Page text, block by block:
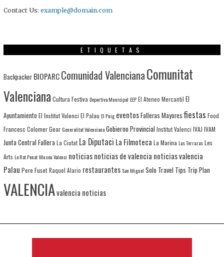
Contact Us: example@domain.com
ETIQUETAS
Backpacker BIOPARCComunidad ValencianaComunitat
Valenciana Cultura Festiva Deportiva Municipal EEP El Ateneo Mercantil El
Ayuntamiento El Institut Valenci El Palau El Puig eventosFalleras Mayoresfiestas Food
Francesc ColomerGear Generalitat Valenciana Gobierno Provincial Institut Valenci IVAJ IVAM
Junta Central Fallera La Ciutat La Diputaci La Filmoteca La Marina Las Terrazas Les
Arts Lo Rat Penat Museu Valenci noticiasnoticias de valencia noticias valencia
Palau Pere Fuset Raquel Alario restaurantes San Miguel Solo Travel Tips Trip Plan
VALENCIAvalencia noticias